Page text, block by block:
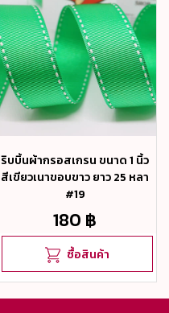
ริบบิ้นผ้ากรอสเกรน ขนาด 1 นิ้ว
สีเขียวเนาขอบขาว ยาว 25 หลา
#19
180 ฿
ซื้อสินค้า